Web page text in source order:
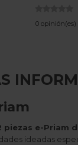
0 opinión(es)
piezas e-Priam
ideadas